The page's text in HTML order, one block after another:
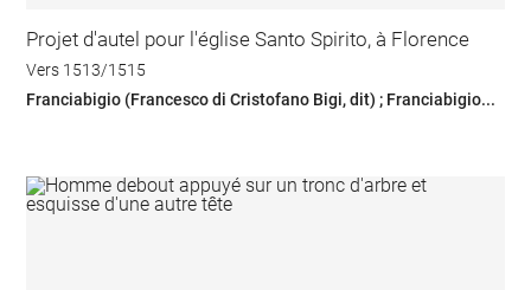
Projet d'autel pour l'église Santo Spirito, à Florence
Vers 1513/1515
Franciabigio (Francesco di Cristofano Bigi, dit) ; Franciabigio...